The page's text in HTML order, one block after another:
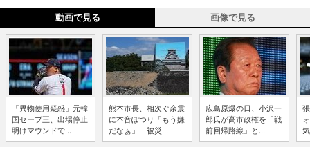
動画で見る 画像で見る
「異物使用疑惑」元韓
国セーブ王、出場停止
明けマウンドで...
熊本市長、相次ぐ余震
に本音ぽつり「もう嫌
だなぁ」 被災...
広島原爆の日、小沢一
郎氏が高市政権を「戦
前回帰路線」と...